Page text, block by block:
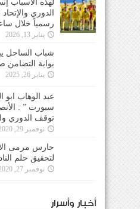
لهذه الأسباب
الدوري
رسمياً خلال
يناير 13, 2026
شباب الساحل
بوابة التضامن
يناير 26, 2025
عبد الوهاب ابو
سبورت ” :
توقف الدوري
نوفمبر 29, 2020
حارس مرمى
لتحقيق حلم
نوفمبر 27, 2020
أخبار وأسرار